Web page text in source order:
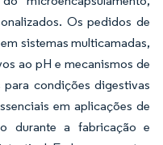
Os pedidos de
sistemas multicamadas,
ao pH e mecanismos de
condições digestivas
em aplicações de
durante a fabricação e